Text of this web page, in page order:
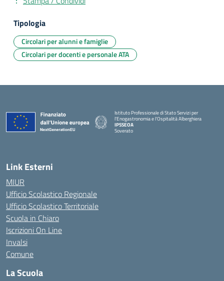
Tipologia
Circolari per alunni e famiglie
Circolari per docenti e personale ATA
Istituto Professionale di Stato Servizi per
l'Enogastronomia e l'Ospitalità Alberghiera
IPSSEOA
Soverato
Link Esterni
MIUR
Ufficio Scolastico Regionale
Ufficio Scolastico Territoriale
Scuola in Chiaro
Iscrizioni On Line
Invalsi
Comune
La Scuola